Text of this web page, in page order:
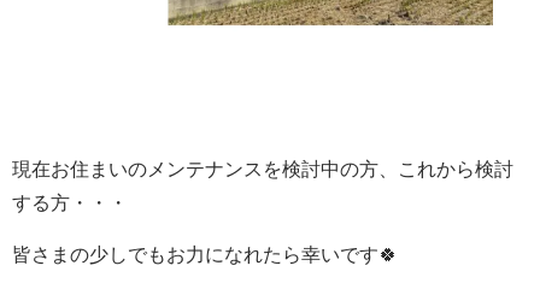
現在お住まいのメンテナンスを検討中の方、これから検討
する方・・・
皆さまの少しでもお力になれたら幸いです🍀